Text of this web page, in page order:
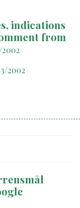
indications
from
2002